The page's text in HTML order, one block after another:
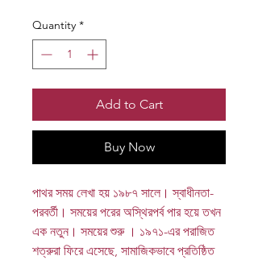
Quantity *
Add to Cart
Buy Now
পাথর সময় লেখা হয় ১৯৮৭ সালে। স্বাধীনতা-
পরবর্তী। সময়ের পরের অস্থিরপর্ব পার হয়ে তখন
এক নতুন। সময়ের শুরু । ১৯৭১-এর পরাজিত
শত্রুরা ফিরে এসেছে, সামাজিকভাবে প্রতিষ্ঠিত